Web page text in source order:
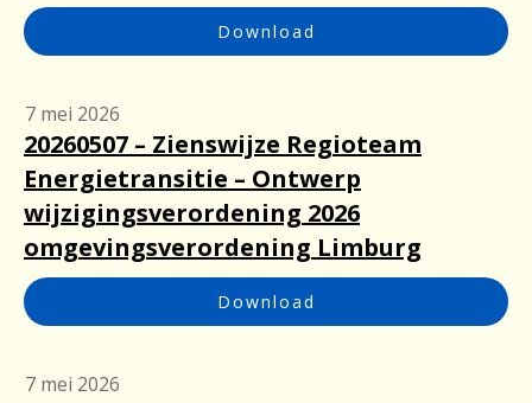
Download
7 mei 2026
20260507 – Zienswijze Regioteam
Energietransitie – Ontwerp
wijzigingsverordening 2026
omgevingsverordening Limburg
Download
7 mei 2026